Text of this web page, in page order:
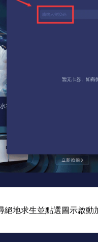
絕地求生並點選圖示啟動